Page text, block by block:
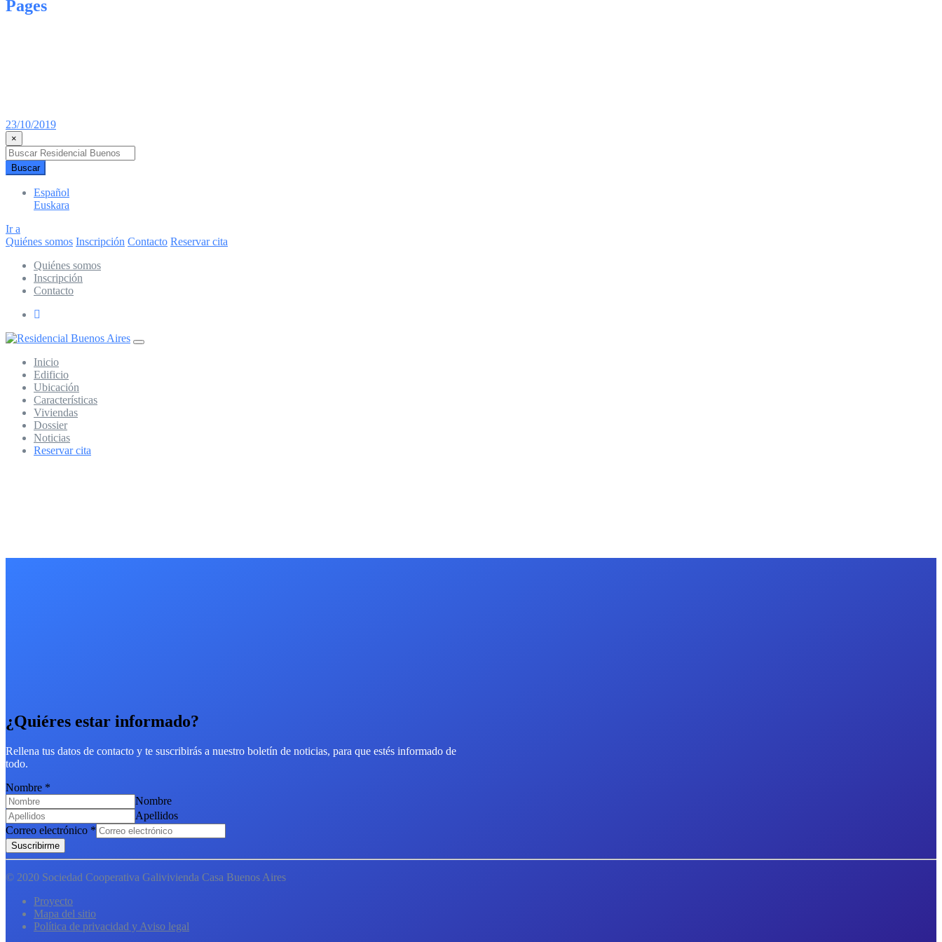
Pages
23/10/2019
×
Buscar
Español
Euskara
Ir a
Quiénes somos Inscripción Contacto Reservar cita
Quiénes somos
Inscripción
Contacto
Inicio
Edificio
Ubicación
Características
Viviendas
Dossier
Noticias
Reservar cita
¿Quiéres estar informado?
Rellena tus datos de contacto y te suscribirás a nuestro boletín de noticias, para que estés informado de
todo.
Nombre *
Nombre
Apellidos
Correo electrónico *
Suscribirme
© 2020 Sociedad Cooperativa Galivivienda Casa Buenos Aires
Proyecto
Mapa del sitio
Política de privacidad y Aviso legal